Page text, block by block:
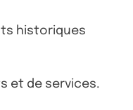
historiques
et de services.